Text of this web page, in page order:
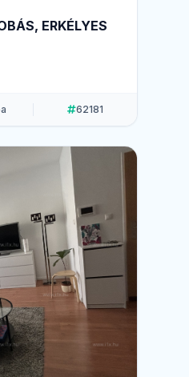
ERKÉLYES
62181